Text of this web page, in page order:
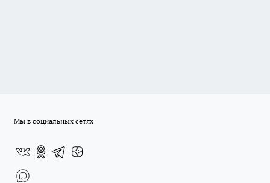
Мы в социальных сетях